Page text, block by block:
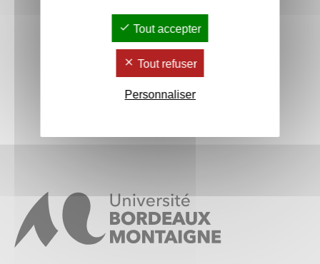
Tout accepter
Tout refuser
Personnaliser